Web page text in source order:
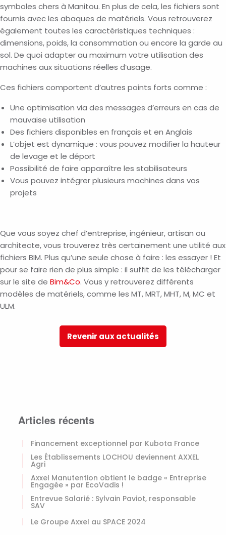
symboles chers à Manitou. En plus de cela, les fichiers sont
fournis avec les abaques de matériels. Vous retrouverez
également toutes les caractéristiques techniques :
dimensions, poids, la consommation ou encore la garde au
sol. De quoi adapter au maximum votre utilisation des
machines aux situations réelles d’usage.
Ces fichiers comportent d’autres points forts comme :
Une optimisation via des messages d’erreurs en cas de
mauvaise utilisation
Des fichiers disponibles en français et en Anglais
L’objet est dynamique : vous pouvez modifier la hauteur
de levage et le déport
Possibilité de faire apparaître les stabilisateurs
Vous pouvez intégrer plusieurs machines dans vos
projets
Que vous soyez chef d’entreprise, ingénieur, artisan ou
architecte, vous trouverez très certainement une utilité aux
fichiers BIM. Plus qu’une seule chose à faire : les essayer ! Et
pour se faire rien de plus simple : il suffit de les télécharger
sur le site de Bim&Co. Vous y retrouverez différents
modèles de matériels, comme les MT, MRT, MHT, M, MC et
ULM.
Revenir aux actualités
Articles récents
Financement exceptionnel par Kubota France
Les Établissements LOCHOU deviennent AXXEL
Agri
Axxel Manutention obtient le badge « Entreprise
Engagée » par EcoVadis !
Entrevue Salarié : Sylvain Paviot, responsable
SAV
Le Groupe Axxel au SPACE 2024